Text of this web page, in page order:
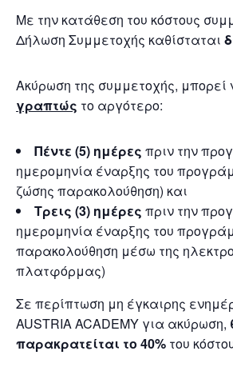
Με την κατάθεση του κόστους
Δήλωση Συμμετοχής καθίσταται
Ακύρωση της συμμετοχής, μπορεί
γραπτώς το αργότερο:
Πέντε (5) ημέρες πριν την
ημερομηνία έναρξης του
ζώσης παρακολούθηση) και
Τρεις (3) ημέρες πριν την
ημερομηνία έναρξης του
παρακολούθηση μέσω της
πλατφόρμας)
Σε περίπτωση μη έγκαιρης
AUSTRIA ACADEMY για ακύρωση,
παρακρατείται το 40% του